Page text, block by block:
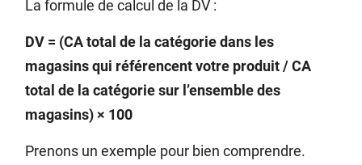
La formule de calcul de la DV :
DV = (CA total de la catégorie dans les
magasins qui référencent votre produit / CA
total de la catégorie sur l’ensemble des
magasins) × 100
Prenons un exemple pour bien comprendre.